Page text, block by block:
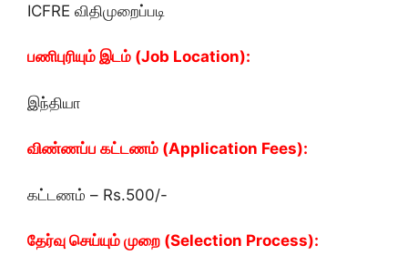
ICFRE விதிமுறைப்படி
பணிபுரியும் இடம் (Job Location):
இந்தியா
விண்ணப்ப கட்டணம் (Application Fees):
கட்டணம் – Rs.500/-
தேர்வு செய்யும் முறை (Selection Process):